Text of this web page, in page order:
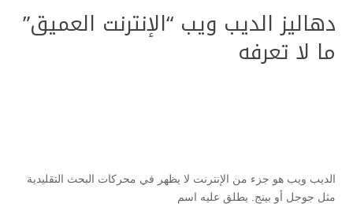
دهاليز الديب ويب “الإنترنت العميق”
ما لا تعرفه
الديب ويب هو جزء من الإنترنت لا يظهر في محركات البحث التقليدية
مثل جوجل أو بينج. يطلق عليه اسم